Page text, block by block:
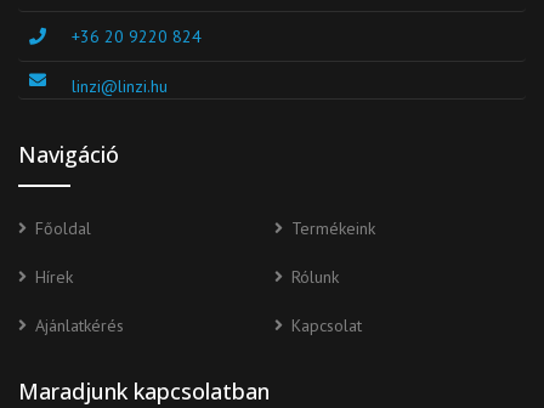
+36 20 9220 824
linzi@linzi.hu
Navigáció
Főoldal Termékeink
Hírek Rólunk
Ajánlatkérés Kapcsolat
Maradjunk kapcsolatban